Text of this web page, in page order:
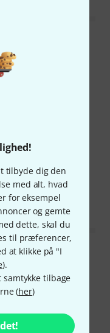
tilbyde dig den
med alt, hvad
for eksempel
og gemte
dette, skal du
til præferencer,
at klikke på "I
).
tilbage
(her)
some heavy bass
have a brake to
and 2